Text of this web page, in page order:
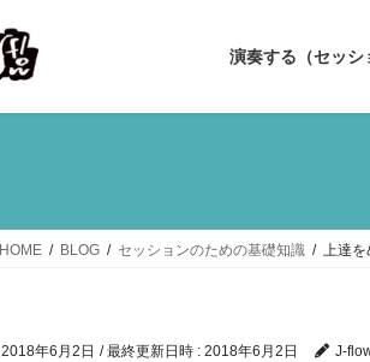
演奏する（セッシ
HOME BLOG セッションのための基礎知識 上達を
2018年6月2日 / 最終更新日時 : 2018年6月2日 J-